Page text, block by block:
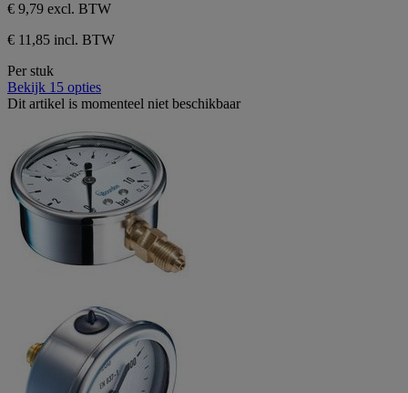
€ 9,79 excl. BTW
€ 11,85 incl. BTW
Per stuk
Bekijk 15 opties
Dit artikel is momenteel niet beschikbaar